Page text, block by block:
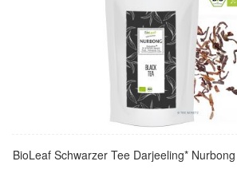
BioLeaf Schwarzer Tee Darjeeling*